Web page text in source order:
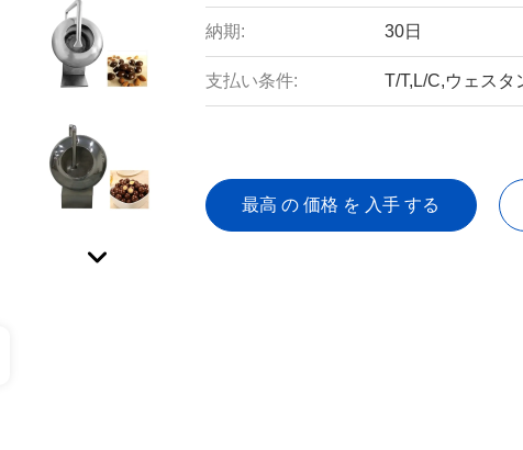
納期: 30日
支払い条件: T/T,L/C,ウェスタ
最高 の 価格 を 入手 する